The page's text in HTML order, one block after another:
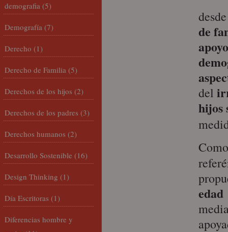
de
del
hijos
demografia (5)
Demografía (7)
Derecho (1)
Derecho de Familia (5)
Derechos de los hijos (2)
Derechos de los padres (3)
Derechos humanos (2)
Desarrollo Sostenible (16)
Design Thinking (1)
Día Escritoras (1)
Diferencias hombre y